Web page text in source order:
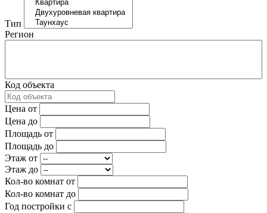
Тип
Регион
Код объекта
Цена от
Цена до
Площадь от
Площадь до
Этаж от
Этаж до
Кол-во комнат от
Кол-во комнат до
Год постройки с